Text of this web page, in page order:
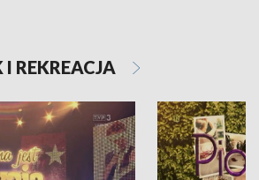
REKREACJA